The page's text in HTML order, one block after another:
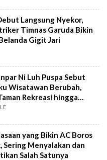
Langsung Nyekor,
Timnas Garuda Bikin
Gigit Jari
Ni Luh Puspa Sebut
Wisatawan Berubah,
Rekreasi hingga
Wisata
yang Bikin AC Boros
Sering Menyalakan dan
Salah Satunya